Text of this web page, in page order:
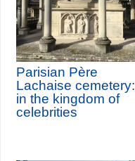
Parisian Père
Lachaise cemetery:
in the kingdom of
celebrities